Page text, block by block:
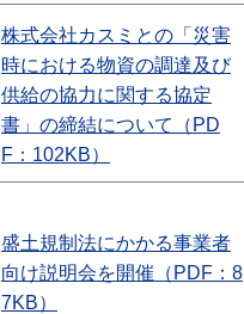
株式会社カスミとの「災害
時における物資の調達及び
供給の協力に関する協定
書」の締結について（PD
F：102KB）
盛土規制法にかかる事業者
向け説明会を開催（PDF：8
7KB）